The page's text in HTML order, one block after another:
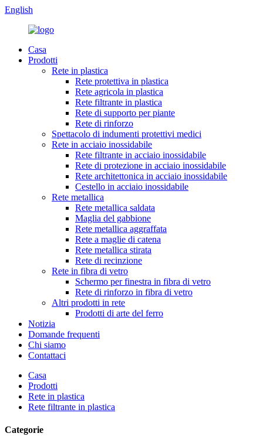
English
Casa
Prodotti
Rete in plastica
Rete protettiva in plastica
Rete agricola in plastica
Rete filtrante in plastica
Rete di supporto per piante
Rete di rinforzo
Spettacolo di indumenti protettivi medici
Rete in acciaio inossidabile
Rete filtrante in acciaio inossidabile
Rete di protezione in acciaio inossidabile
Rete architettonica in acciaio inossidabile
Cestello in acciaio inossidabile
Rete metallica
Rete metallica saldata
Maglia del gabbione
Rete metallica aggraffata
Rete a maglie di catena
Rete metallica stirata
Rete di recinzione
Rete in fibra di vetro
Schermo per finestra in fibra di vetro
Rete di rinforzo in fibra di vetro
Altri prodotti in rete
Prodotti di arte del ferro
Notizia
Domande frequenti
Chi siamo
Contattaci
Casa
Prodotti
Rete in plastica
Rete filtrante in plastica
Categorie